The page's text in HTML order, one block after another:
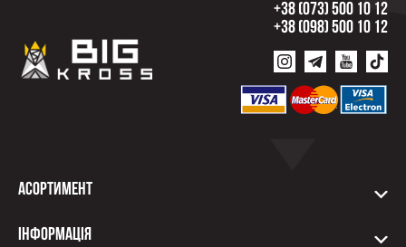
+38 (073) 500 10 12
+38 (098) 500 10 12
Асортимент
Інформація